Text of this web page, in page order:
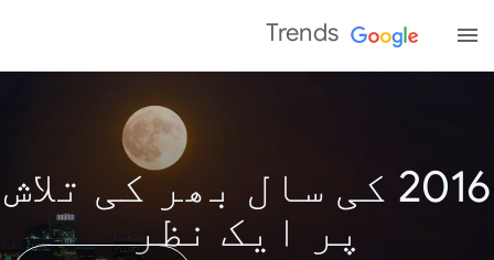
Trends
2016 کی سال بھر کی تلاش
پر ایک نظر